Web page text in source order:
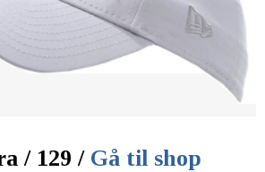
/ 129 / Gå til shop